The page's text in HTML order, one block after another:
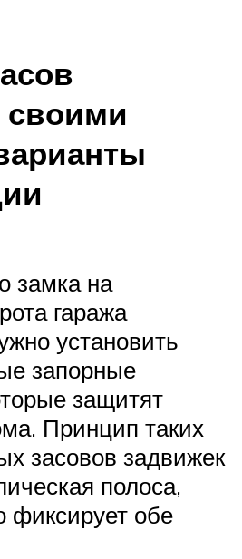
замка на
гаража
установить
запорные
защитят
Принцип таких
засовов задвижек
полоса,
фиксирует обе